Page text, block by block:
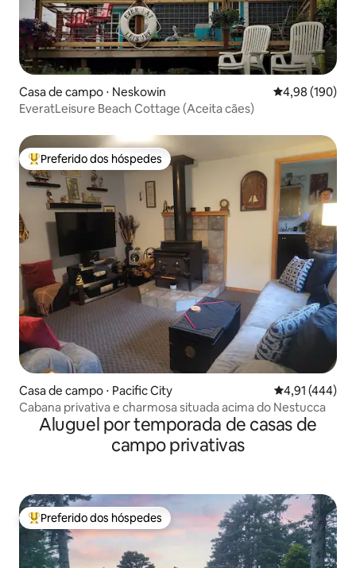
Casa de campo ⋅ Neskowin 4,98 de uma
4,98 (190)
EveratLeisure Beach Cottage (Aceita cães)
Entre os melhores preferidos dos hóspedes
Preferido dos hóspedes
Casa de campo ⋅ Pacific City 4,91 de uma
4,91 (444)
Cabana privativa e charmosa situada acima do Nestucca
Aluguel por temporada de casas de
campo privativas
Entre os melhores preferidos dos hóspedes
Preferido dos hóspedes